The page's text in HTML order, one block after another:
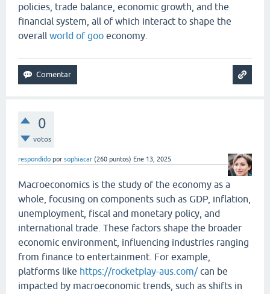
policies, trade balance, economic growth, and the
financial system, all of which interact to shape the
overall world of goo economy.
0
votos
respondido por sophiacar (260 puntos) Ene 13, 2025
Macroeconomics is the study of the economy as a
whole, focusing on components such as GDP, inflation,
unemployment, fiscal and monetary policy, and
international trade. These factors shape the broader
economic environment, influencing industries ranging
from finance to entertainment. For example,
platforms like https://rocketplay-aus.com/can be
impacted by macroeconomic trends, such as shifts in